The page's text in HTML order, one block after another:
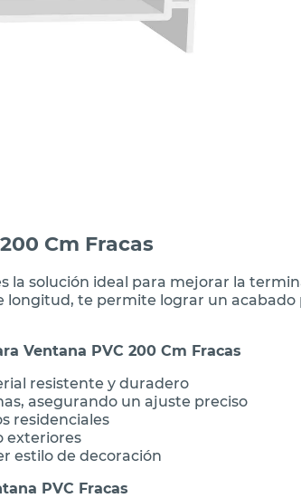
Cm Fracas
la solución ideal para mejorar la
longitud, te permite lograr un acabado
Ventana PVC 200 Cm Fracas
resistente y duradero
asegurando un ajuste preciso
residenciales
exteriores
estilo de decoración
PVC Fracas